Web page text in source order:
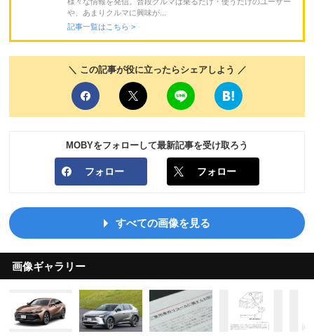
様々な情報を発信。普段クルマは乗るだけ・使うだけのユーザー
や、あまりクルマに興味が...
記事一覧はこちら >
＼ この記事が役に立ったらシェアしよう ／
MOBYをフォローして最新記事を受け取ろう
フォロー フォロー
すべての画像を見る
画像ギャラリー